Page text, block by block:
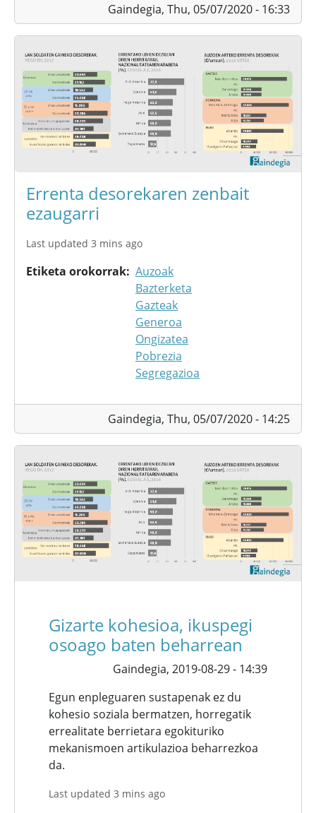
Gaindegia, Thu, 05/07/2020 - 16:33
Errenta desorekaren zenbait
ezaugarri
Last updated 3 mins ago
Etiketa orokorrak Auzoak
Bazterketa
Gazteak
Generoa
Ongizatea
Pobrezia
Segregazioa
Gaindegia, Thu, 05/07/2020 - 14:25
Gizarte kohesioa, ikuspegi
osoago baten beharrean
Gaindegia, 2019-08-29 - 14:39
Egun enpleguaren sustapenak ez du
kohesio soziala bermatzen, horregatik
errealitate berrietara egokituriko
mekanismoen artikulazioa beharrezkoa
da.
Last updated 3 mins ago